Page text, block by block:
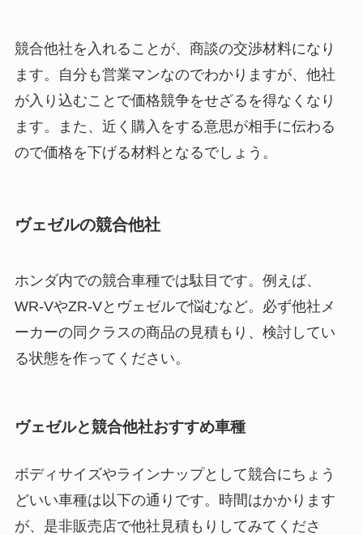
競合他社を入れることが、商談の交渉材料になり
ます。自分も営業マンなのでわかりますが、他社
が入り込むことで価格競争をせざるを得なくなり
ます。また、近く購入をする意思が相手に伝わる
ので価格を下げる材料となるでしょう。
ヴェゼルの競合他社
ホンダ内での競合車種では駄目です。例えば、
WR-VやZR-Vとヴェゼルで悩むなど。必ず他社メ
ーカーの同クラスの商品の見積もり、検討してい
る状態を作ってください。
ヴェゼルと競合他社おすすめ車種
ボディサイズやラインナップとして競合にちょう
どいい車種は以下の通りです。時間はかかります
が、是非販売店で他社見積もりしてみてくださ